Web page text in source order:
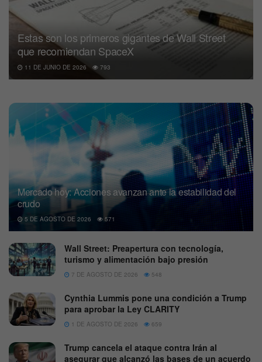
Estas son los primeros gigantes de Wall Street
que recomiendan SpaceX
11 DE JUNIO DE 2026 793
Mercado hoy: Acciones avanzan ante la estabilidad del
crudo
5 DE AGOSTO DE 2026 571
Wall Street: Preapertura con tecnología,
turismo y alimentación bajo presión
7 DE AGOSTO DE 2026 548
Cynthia Lummis pone una condición a Trump
para aprobar la Ley CLARITY
1 DE AGOSTO DE 2026 659
Trump cancela el ataque contra Irán al
asegurar que alcanzó las bases de un acuerdo